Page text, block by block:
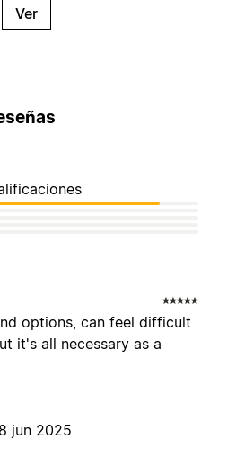
Ver
options, can feel difficult
it's all necessary as a
jun 2025